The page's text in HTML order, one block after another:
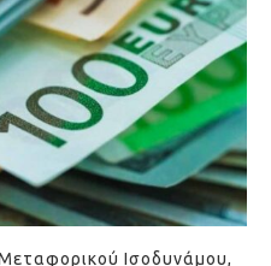
Ισοδυνάμου,